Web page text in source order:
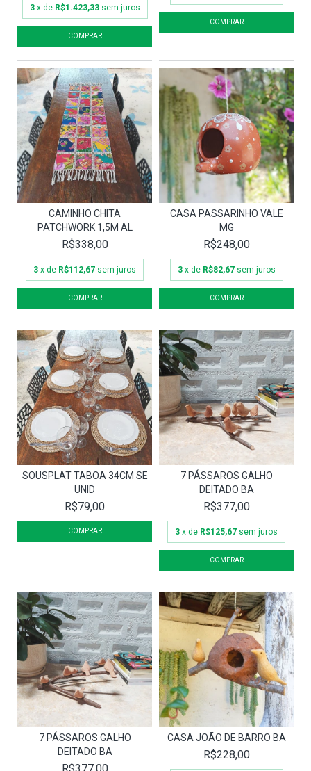
3 x de R$1.423,33 sem juros
CAMINHO CHITA
PATCHWORK 1,5M AL
R$338,00
3 x de R$112,67 sem juros
CASA PASSARINHO VALE
MG
R$248,00
3 x de R$82,67 sem juros
SOUSPLAT TABOA 34CM SE
UNID
R$79,00
7 PÁSSAROS GALHO
DEITADO BA
R$377,00
3 x de R$125,67 sem juros
7 PÁSSAROS GALHO
DEITADO BA
CASA JOÃO DE BARRO BA
R$228,00